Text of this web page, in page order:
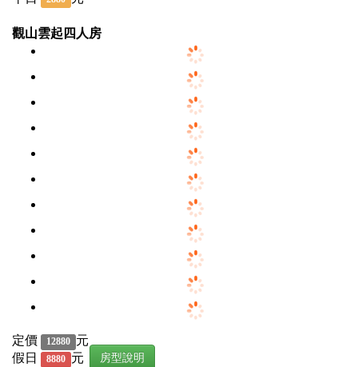
觀山雲起四人房
定價 12880 元
假日
8880 元
房型說明